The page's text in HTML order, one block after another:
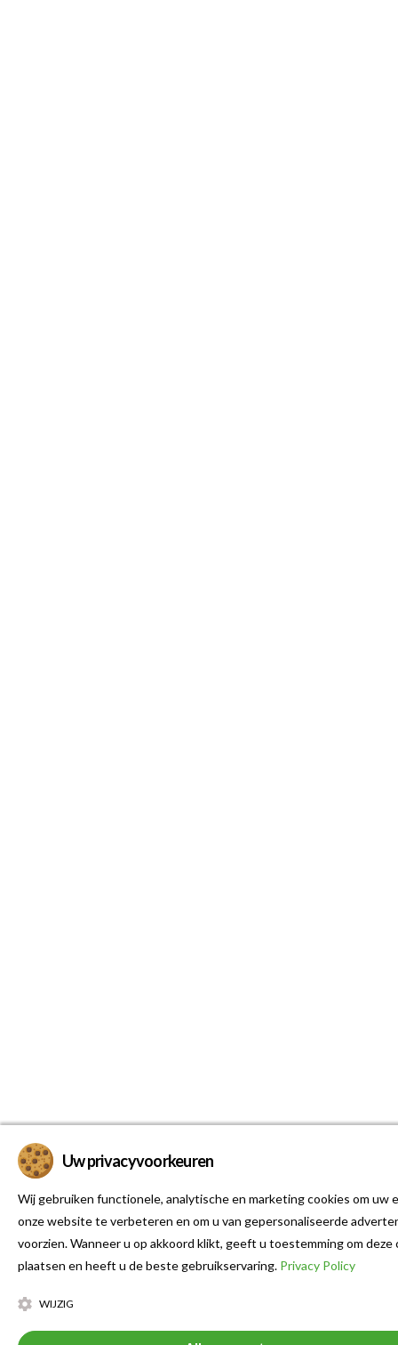
Uw privacyvoorkeuren
Wij gebruiken functionele, analytische en marketing cookies om uw
onze website te verbeteren en om u van gepersonaliseerde
voorzien. Wanneer u op akkoord klikt, geeft u toestemming om deze
plaatsen en heeft u de beste gebruikservaring. Privacy Policy
WIJZIG